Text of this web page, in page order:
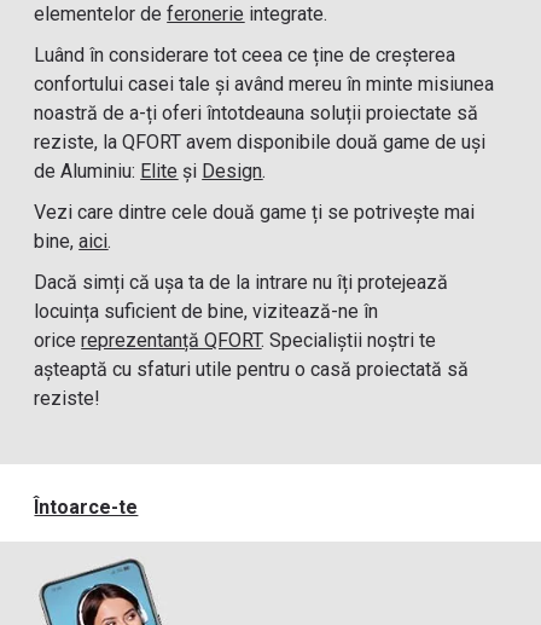
elementelor deferonerie integrate.
Luând în considerare tot ceea ce ține de creșterea
confortului casei tale și având mereu în minte misiunea
noastră de a-ți oferi întotdeauna soluții proiectate să
reziste, la QFORT avem disponibile două game de uși
de Aluminiu: Elite și Design.
Vezi care dintre cele două game ți se potrivește mai
bine,aici.
Dacă simți că ușa ta de la intrare nu îți protejează
locuința suficient de bine, vizitează-ne în
oricereprezentanță QFORT. Specialiștii noștri te
așteaptă cu sfaturi utile pentru o casă proiectată să
reziste!
Întoarce-te